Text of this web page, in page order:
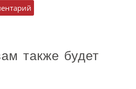
также будет